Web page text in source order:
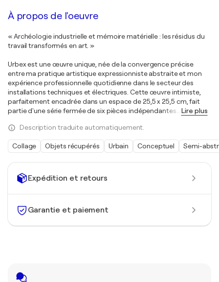
Expédition et retours
Garantie et paiement
À propos de l'oeuvre
« Archéologie industrielle et mémoire matérielle : les résidus du
travail transformés en art. »
Urbex est une œuvre unique, née de la convergence précise
entre ma pratique artistique expressionniste abstraite et mon
expérience professionnelle quotidienne dans le secteur des
installations techniques et électriques. Cette œuvre intimiste,
parfaitement encadrée dans un espace de 25,5 x 25,5 cm, fait
partie d'une série fermée de six pièces indépendantes
Lire plus
Description traduite automatiquement.
Collage Objets récupérés Urbain Conceptuel Semi-